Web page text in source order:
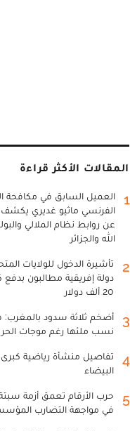
المقالات الأكثر قراءة
1
العميل السابق في
الفرنسي ماثيو غديري يكشف
عن روابط نظام الملالي
الله والجزائر
2
دولة إفريقية مطالبون بدفع
20 ألف دولار
3
أضخم ثلاثة سدود
نسب ملئها رغم موجات الحر
4
تفاصيل منشأة رياضية كبرى
البيضاء
5
حرب الأرقام تعمق أزمة
في مواجهة التضارب